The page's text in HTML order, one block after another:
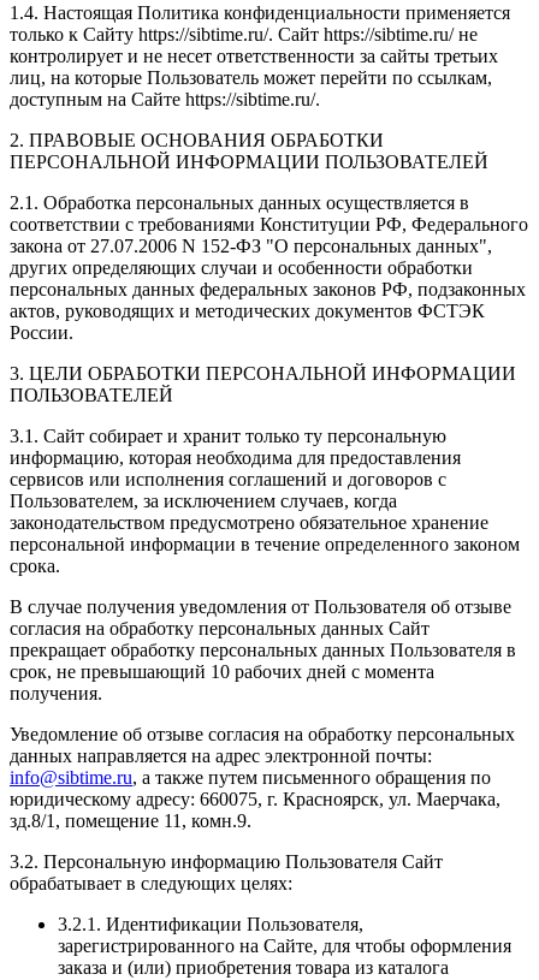
1.4. Настоящая Политика конфиденциальности применяется
только к Сайту https://sibtime.ru/. Сайт https://sibtime.ru/ не
контролирует и не несет ответственности за сайты третьих
лиц, на которые Пользователь может перейти по ссылкам,
доступным на Сайте https://sibtime.ru/.
2. ПРАВОВЫЕ ОСНОВАНИЯ ОБРАБОТКИ
ПЕРСОНАЛЬНОЙ ИНФОРМАЦИИ ПОЛЬЗОВАТЕЛЕЙ
2.1. Обработка персональных данных осуществляется в
соответствии с требованиями Конституции РФ, Федерального
закона от 27.07.2006 N 152-ФЗ "О персональных данных",
других определяющих случаи и особенности обработки
персональных данных федеральных законов РФ, подзаконных
актов, руководящих и методических документов ФСТЭК
России.
3. ЦЕЛИ ОБРАБОТКИ ПЕРСОНАЛЬНОЙ ИНФОРМАЦИИ
ПОЛЬЗОВАТЕЛЕЙ
3.1. Сайт собирает и хранит только ту персональную
информацию, которая необходима для предоставления
сервисов или исполнения соглашений и договоров с
Пользователем, за исключением случаев, когда
законодательством предусмотрено обязательное хранение
персональной информации в течение определенного законом
срока.
В случае получения уведомления от Пользователя об отзыве
согласия на обработку персональных данных Сайт
прекращает обработку персональных данных Пользователя в
срок, не превышающий 10 рабочих дней с момента
получения.
Уведомление об отзыве согласия на обработку персональных
данных направляется на адрес электронной почты:
info@sibtime.ru, а также путем письменного обращения по
юридическому адресу: 660075, г. Красноярск, ул. Маерчака,
зд.8/1, помещение 11, комн.9.
3.2. Персональную информацию Пользователя Сайт
обрабатывает в следующих целях:
3.2.1. Идентификации Пользователя,
зарегистрированного на Сайте, для чтобы оформления
заказа и (или) приобретения товара из каталога